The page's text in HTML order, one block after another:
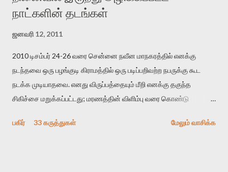
நாட்களின் தடங்கள்
ஜனவரி 12, 2011
2010 டிசம்பர் 24-26 வரை சென்னை நவீன மாநகரத்தில் எனக்கு
நடந்தவை ஒரு பழங்குடி கிராமத்தில் ஒரு படிப்பறிவற்ற நபருக்கு கூட
நடக்க முடியாதவை. எனது விருப்பத்தையும் மீறி எனக்கு தகுந்த
சிகிச்சை மறுக்கப்பட்டது; மரணத்தின் விளிம்பு வரை கொண்டு
பகிர்
33 கருத்துகள் மேலும் வாசிக்க